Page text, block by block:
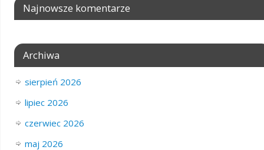
Najnowsze komentarze
Archiwa
sierpień 2026
lipiec 2026
czerwiec 2026
maj 2026